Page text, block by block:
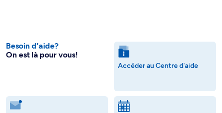
Besoin d’aide?
On est là pour vous!
Accéder au Centre d'aide